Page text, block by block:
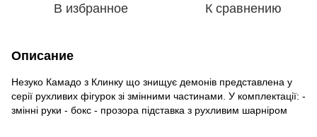
В избранное К сравнению
Описание
Незуко Камадо з Клинку що знищує демонів представлена у
серії рухливих фігурок зі змінними частинами. У комплектації: -
змінні руки - бокс - прозора підставка з рухливим шарніром